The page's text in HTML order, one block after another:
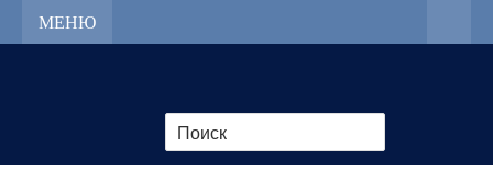
МЕНЮ